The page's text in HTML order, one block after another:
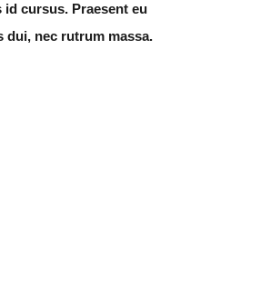
id cursus. Praesent eu
dui, nec rutrum massa.